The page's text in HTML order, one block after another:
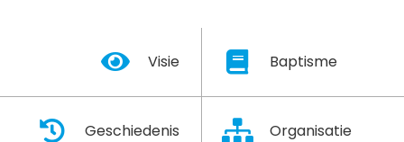
Visie Baptisme
Geschiedenis Organisatie